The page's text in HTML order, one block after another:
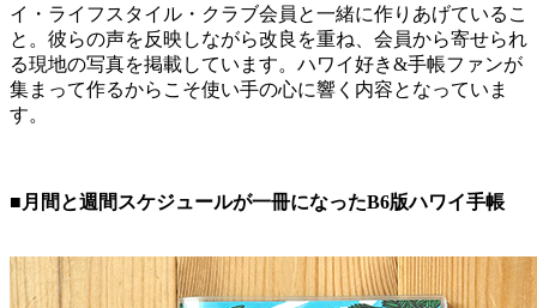
イ・ライフスタイル・クラブ会員と一緒に作りあげているこ
と。彼らの声を反映しながら改良を重ね、会員から寄せられ
る現地の写真を掲載しています。ハワイ好き&手帳ファンが
集まって作るからこそ使い手の心に響く内容となっていま
す。
■月間と週間スケジュールが一冊になったB6版ハワイ手帳